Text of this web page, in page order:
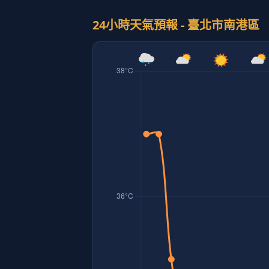
24小時天氣預報 - 臺北市南港區